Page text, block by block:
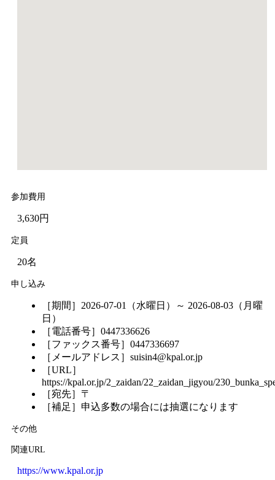
参加費用
3,630円
定員
20名
申し込み
［期間］2026-07-01（水曜日）～ 2026-08-03（月曜
日）
［電話番号］0447336626
［ファックス番号］0447336697
［メールアドレス］suisin4@kpal.or.jp
［URL］
https://kpal.or.jp/2_zaidan/22_zaidan_jigyou/
［宛先］〒
［補足］申込多数の場合には抽選になります
その他
関連URL
https://www.kpal.or.jp